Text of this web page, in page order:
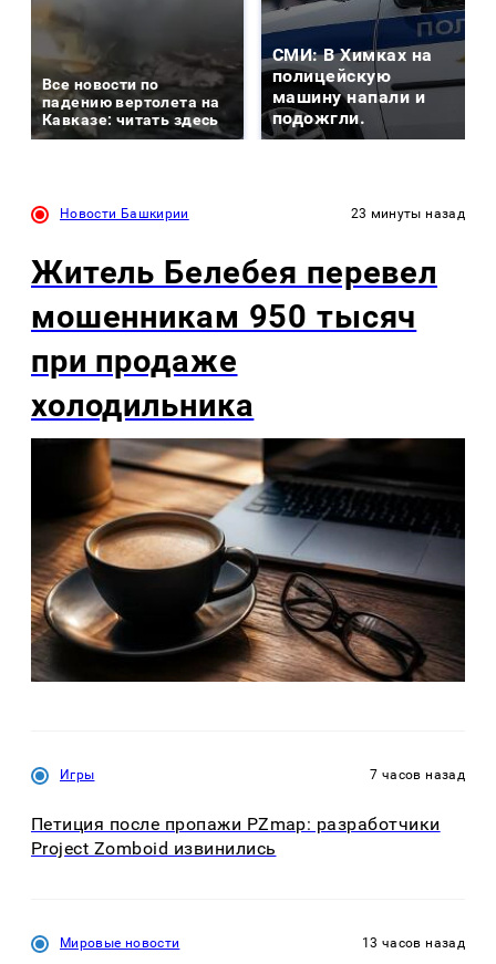
Все новости по
падению вертолета на
Кавказе: читать здесь
СМИ: В Химках на
полицейскую
машину напали и
подожгли.
Новости Башкирии 23 минуты назад
Житель Белебея перевел
мошенникам 950 тысяч
при продаже
холодильника
Игры 7 часов назад
Петиция после пропажи PZmap: разработчики
Project Zomboid извинились
Мировые новости 13 часов назад